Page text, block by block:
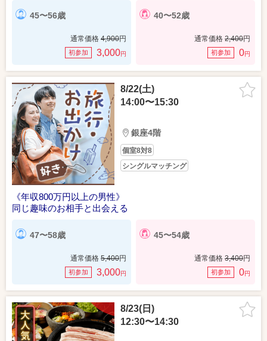
45〜56歳
通常価格 4,900円
初参加 3,000円
40〜52歳
通常価格 2,400円
初参加 0円
8/22(土)
14:00〜15:30
銀座4階
個室8対8
シングルマッチング
《年収800万円以上の男性》
同じ趣味のお相手と出会える
47〜58歳
通常価格 5,400円
初参加 3,000円
45〜54歳
通常価格 3,400円
初参加 0円
8/23(日)
12:30〜14:30